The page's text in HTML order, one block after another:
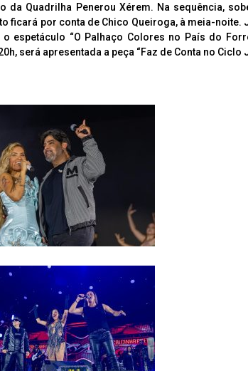
da Quadrilha Penerou Xérem. Na sequência,
ficará por conta de Chico Queiroga, à meia-noite.
espetáculo “O Palhaço Colores no País do
será apresentada a peça “Faz de Conta no Ciclo